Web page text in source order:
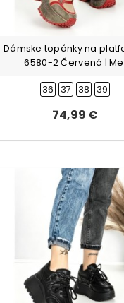
Dámske topánky na
6580-2 Červená |
36 37 38 39
74,99 €